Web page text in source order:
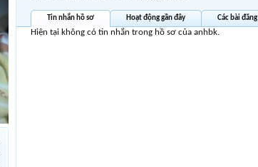
Tin nhắn hồ sơ Hoạt động gần đây Các bài đăng
Hiện tại không có tin nhắn trong hồ sơ của anhbk.